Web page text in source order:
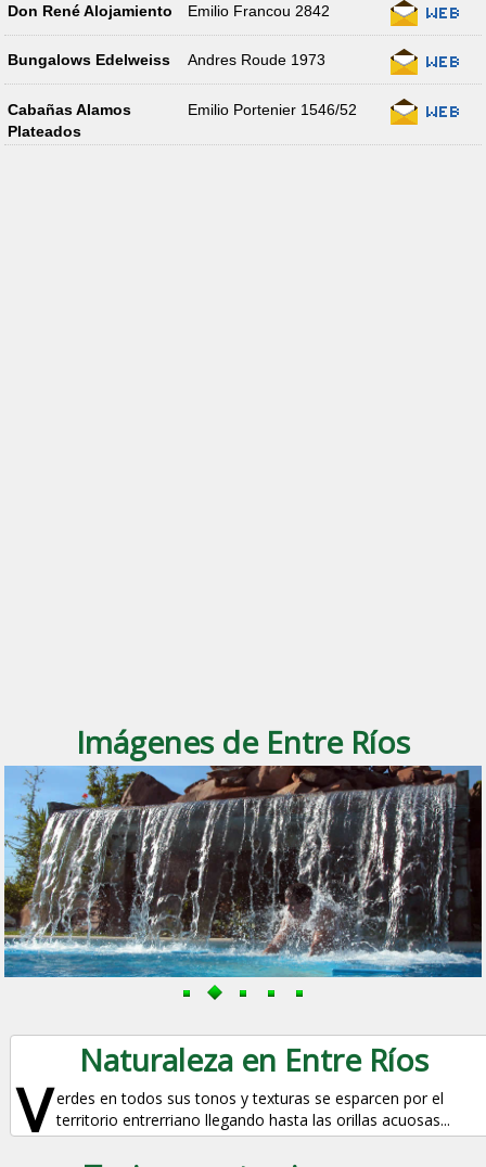
Don René Alojamiento Emilio Francou 2842
Bungalows Edelweiss Andres Roude 1973
Cabañas Alamos
Plateados
Emilio Portenier 1546/52
Imágenes de Entre Ríos
Naturaleza en Entre Ríos
V erdes en todos sus tonos y texturas se esparcen por el
territorio entrerriano llegando hasta las orillas acuosas...